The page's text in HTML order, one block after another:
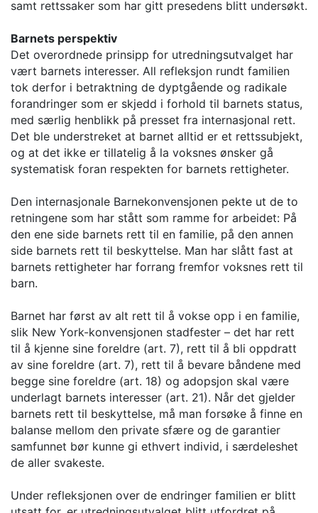
samt rettssaker som har gitt presedens blitt undersøkt.
Barnets perspektiv
Det overordnede prinsipp for utredningsutvalget har
vært barnets interesser. All refleksjon rundt familien
tok derfor i betraktning de dyptgående og radikale
forandringer som er skjedd i forhold til barnets status,
med særlig henblikk på presset fra internasjonal rett.
Det ble understreket at barnet alltid er et rettssubjekt,
og at det ikke er tillatelig å la voksnes ønsker gå
systematisk foran respekten for barnets rettigheter.
Den internasjonale Barnekonvensjonen pekte ut de to
retningene som har stått som ramme for arbeidet: På
den ene side barnets rett til en familie, på den annen
side barnets rett til beskyttelse. Man har slått fast at
barnets rettigheter har forrang fremfor voksnes rett til
barn.
Barnet har først av alt rett til å vokse opp i en familie,
slik New York-konvensjonen stadfester – det har rett
til å kjenne sine foreldre (art. 7), rett til å bli oppdratt
av sine foreldre (art. 7), rett til å bevare båndene med
begge sine foreldre (art. 18) og adopsjon skal være
underlagt barnets interesser (art. 21). Når det gjelder
barnets rett til beskyttelse, må man forsøke å finne en
balanse mellom den private sfære og de garantier
samfunnet bør kunne gi ethvert individ, i særdeleshet
de aller svakeste.
Under refleksjonen over de endringer familien er blitt